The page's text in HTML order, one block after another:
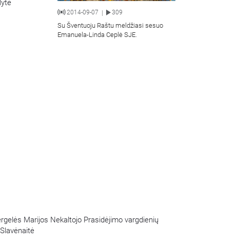
2014-09-07 | 309
Su Šventuoju Raštu meldžiasi sesuo
Emanuela-Linda Ceplė SJE.
Marijos Nekaltojo Prasidėjimo vargdienių